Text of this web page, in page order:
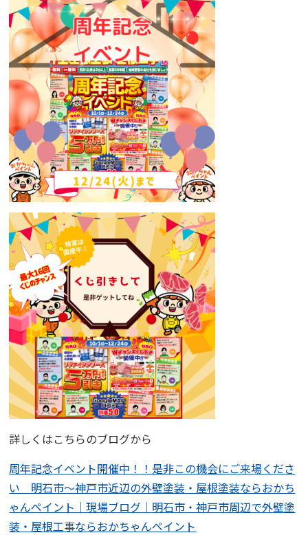
詳しくはこちらのブログから
周年記念イベント開催中！！是非この機会にご来場くださ
い 明石市〜神戸市近辺の外壁塗装・屋根塗装ならおかち
ゃんペイント｜現場ブログ｜明石市・神戸市周辺で外壁塗
装・屋根工事ならおかちゃんペイント